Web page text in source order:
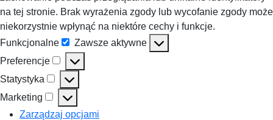
na tej stronie. Brak wyrażenia zgody lub wycofanie zgody może
niekorzystnie wpłynąć na niektóre cechy i funkcje.
Funkcjonalne
Funkcjonalne
Zawsze aktywne
Preferencje
Preferencje
Statystyka
Statystyka
Marketing
Marketing
Zarządzaj opcjami